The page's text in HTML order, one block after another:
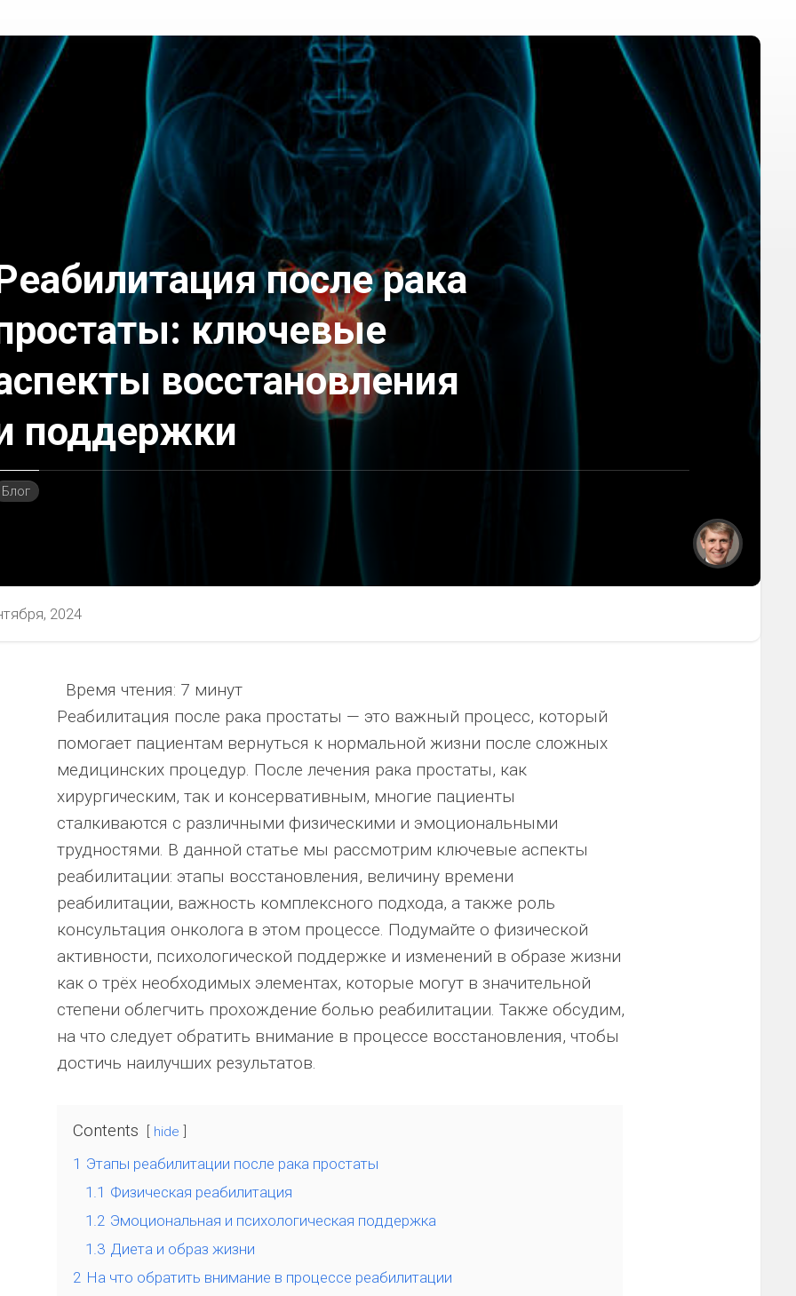
после рака
ключевые
восстановления
поддержки
Блог
2024
Время чтения: 7 минут
Реабилитация после рака простаты — это важный процесс, который
помогает пациентам вернуться к нормальной жизни после сложных
медицинских процедур. После лечения рака простаты, как
хирургическим, так и консервативным, многие пациенты
сталкиваются с различными физическими и эмоциональными
трудностями. В данной статье мы рассмотрим ключевые аспекты
реабилитации: этапы восстановления, величину времени
реабилитации, важность комплексного подхода, а также роль
консультация онколога в этом процессе. Подумайте о физической
активности, психологической поддержке и изменений в образе жизни
как о трёх необходимых элементах, которые могут в значительной
степени облегчить прохождение болью реабилитации. Также обсудим,
на что следует обратить внимание в процессе восстановления, чтобы
достичь наилучших результатов.
Contents hide
1 Этапы реабилитации после рака простаты
1.1 Физическая реабилитация
1.2 Эмоциональная и психологическая поддержка
1.3 Диета и образ жизни
2 На что обратить внимание в процессе реабилитации